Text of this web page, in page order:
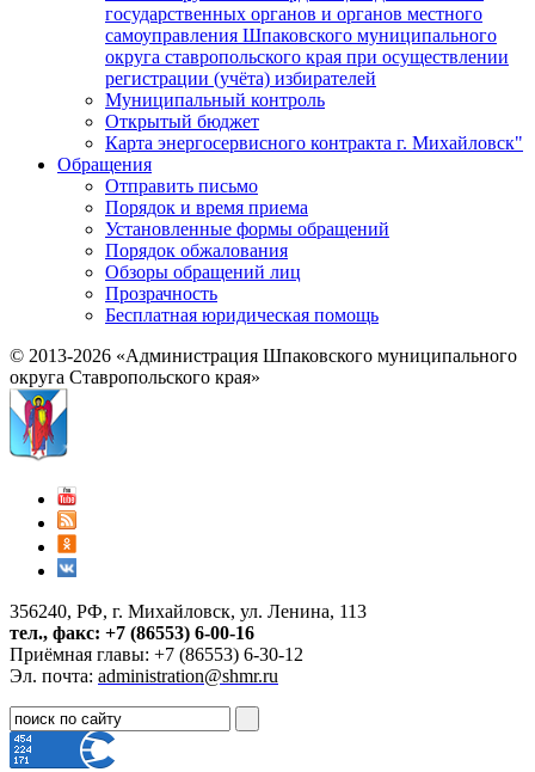
государственных органов и органов местного
самоуправления Шпаковского муниципального
округа ставропольского края при осуществлении
регистрации (учёта) избирателей
Муниципальный контроль
Открытый бюджет
Карта энергосервисного контракта г. Михайловск"
Обращения
Отправить письмо
Порядок и время приема
Установленные формы обращений
Порядок обжалования
Обзоры обращений лиц
Прозрачность
Бесплатная юридическая помощь
© 2013-2026 «Администрация Шпаковского муниципального
округа Ставропольского края»
356240, РФ, г. Михайловск, ул. Ленина, 113
тел., факс: +7 (86553) 6-00-16
Приёмная главы: +7 (86553) 6-30-12
Эл. почта: administration@shmr.ru